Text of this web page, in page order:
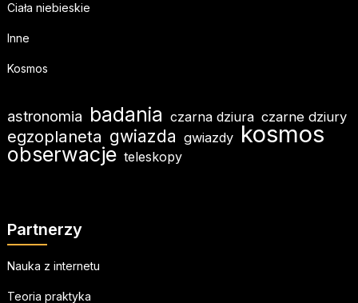
Ciała niebieskie
Inne
Kosmos
astronomia badania czarna dziura czarne dziury
egzoplaneta gwiazda gwiazdy kosmos
obserwacje teleskopy
Partnerzy
Nauka z internetu
Teoria praktyka